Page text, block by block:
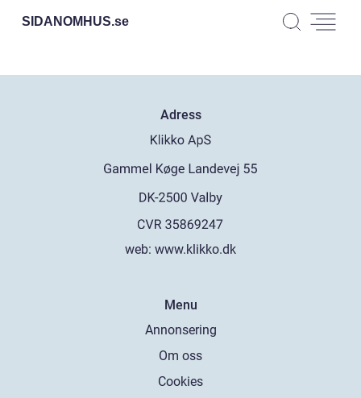
SIDANOMHUS.se
Adress
web: www.klikko.dk
Menu
Annonsering
Om oss
Cookies